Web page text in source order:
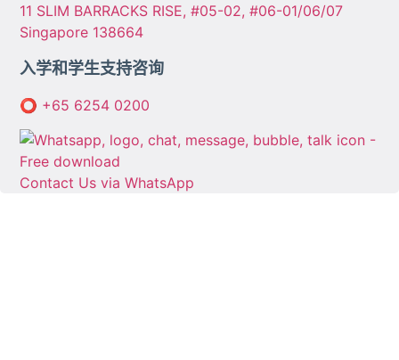
11 SLIM BARRACKS RISE, #05-02, #06-01/06/07
Singapore 138664
入学和学生支持咨询
⭕ +65 6254 0200
Contact Us via WhatsApp